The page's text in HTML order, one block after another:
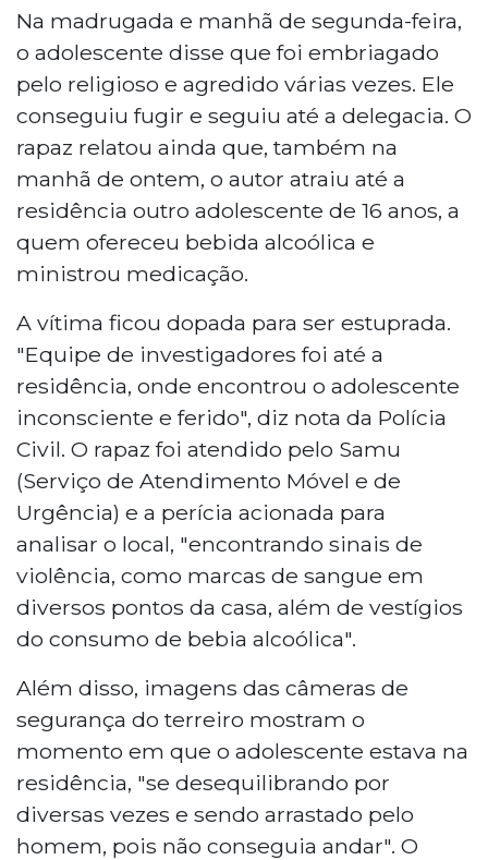
Na madrugada e manhã de segunda-feira,
o adolescente disse que foi embriagado
pelo religioso e agredido várias vezes. Ele
conseguiu fugir e seguiu até a delegacia. O
rapaz relatou ainda que, também na
manhã de ontem, o autor atraiu até a
residência outro adolescente de 16 anos, a
quem ofereceu bebida alcoólica e
ministrou medicação.
A vítima ficou dopada para ser estuprada.
"Equipe de investigadores foi até a
residência, onde encontrou o adolescente
inconsciente e ferido", diz nota da Polícia
Civil. O rapaz foi atendido pelo Samu
(Serviço de Atendimento Móvel e de
Urgência) e a perícia acionada para
analisar o local, "encontrando sinais de
violência, como marcas de sangue em
diversos pontos da casa, além de vestígios
do consumo de bebia alcoólica".
Além disso, imagens das câmeras de
segurança do terreiro mostram o
momento em que o adolescente estava na
residência, "se desequilibrando por
diversas vezes e sendo arrastado pelo
homem, pois não conseguia andar". O